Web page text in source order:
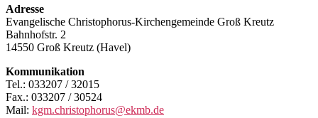
Adresse
Evangelische Christophorus-Kirchengemeinde Groß Kreutz
Bahnhofstr. 2
14550 Groß Kreutz (Havel)
Kommunikation
Tel.: 033207 / 32015
Fax.: 033207 / 30524
Mail: kgm.christophorus@ekmb.de